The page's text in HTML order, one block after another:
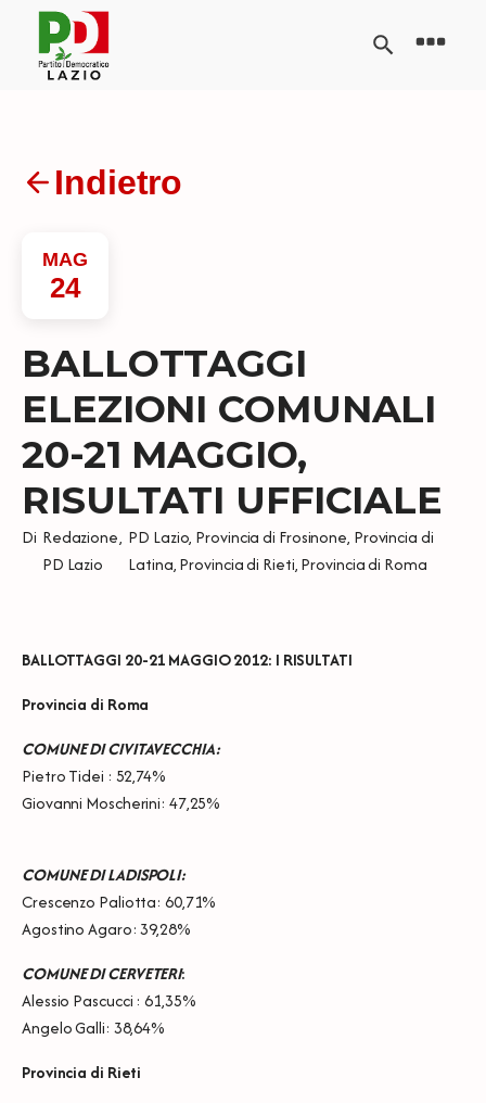
Indietro
MAG
24
BALLOTTAGGI
ELEZIONI COMUNALI
20-21 MAGGIO,
RISULTATI UFFICIALE
Di Redazione
PD Lazio
, PD Lazio, Provincia di Frosinone, Provincia di
Latina,Provincia di Rieti,Provincia di Roma
BALLOTTAGGI 20-21 MAGGIO 2012: I RISULTATI
Provincia di Roma
COMUNE DI CIVITAVECCHIA:
Pietro Tidei : 52,74%
Giovanni Moscherini: 47,25%
COMUNE DI LADISPOLI:
Crescenzo Paliotta: 60,71%
Agostino Agaro: 39,28%
COMUNE DI CERVETERI:
Alessio Pascucci : 61,35%
Angelo Galli: 38,64%
Provincia di Rieti